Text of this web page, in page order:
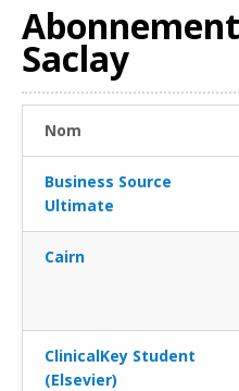
Saclay
Nom
Business Source
Ultimate
Cairn
ClinicalKey Student
(Elsevier)